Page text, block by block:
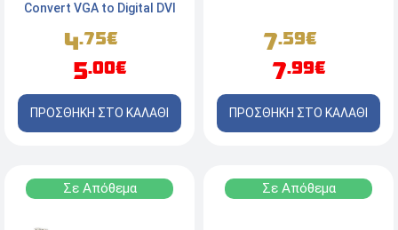
Convert VGA to Digital DVI
4.75€
5.00€
ΠΡΟΣΘΗΚΗ ΣΤΟ ΚΑΛΑΘΙ
7.59€
7.99€
ΠΡΟΣΘΗΚΗ ΣΤΟ ΚΑΛΑΘΙ
Σε Απόθεμα Σε Απόθεμα